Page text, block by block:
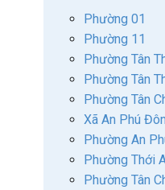
Phường 01
Phường 11
Phường Tân
Phường Tân
Phường Tân
Xã An Phú
Phường An
Phường Thới
Phường Tân